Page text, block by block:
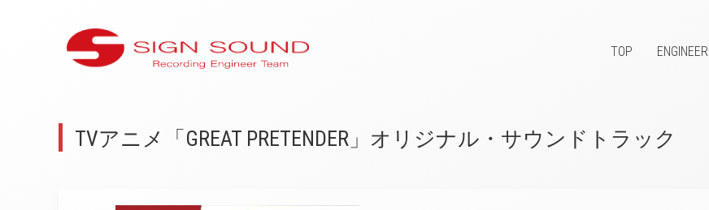
TOP ENGINEER
TVアニメ「GREAT PRETENDER」オリジナル・サウンドトラック